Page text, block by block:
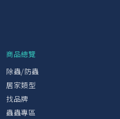
商品總覽
除蟲/防蟲
居家類型
找品牌
蟲蟲專區